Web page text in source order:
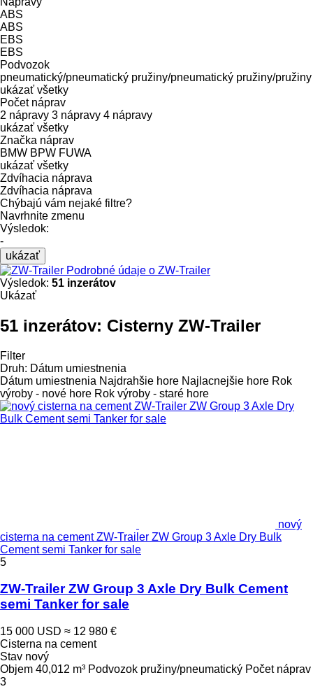
ABS
ABS
EBS
EBS
Podvozok
pneumatický/pneumatický pružiny/pneumatický pružiny/pružiny
ukázať všetky
Počet náprav
2 nápravy 3 nápravy 4 nápravy
ukázať všetky
Značka náprav
BMW BPW FUWA
ukázať všetky
Zdvíhacia náprava
Zdvíhacia náprava
Chýbajú vám nejaké filtre?
Navrhnite zmenu
Výsledok:
-
ukázať
Podrobné údaje o ZW-Trailer
Výsledok: 51 inzerátov
Ukázať
51 inzerátov: Cisterny ZW-Trailer
Filter
Druh: Dátum umiestnenia
Dátum umiestnenia Najdrahšie hore Najlacnejšie hore Rok
výroby - nové hore Rok výroby - staré hore
nový
cisterna na cement ZW-Trailer ZW Group 3 Axle Dry Bulk
Cement semi Tanker for sale
5
ZW-Trailer ZW Group 3 Axle Dry Bulk Cement
semi Tanker for sale
15 000 USD ≈ 12 980 €
Cisterna na cement
Stav nový
Objem 40,012 m³ Podvozok pružiny/pneumatický Počet náprav
3